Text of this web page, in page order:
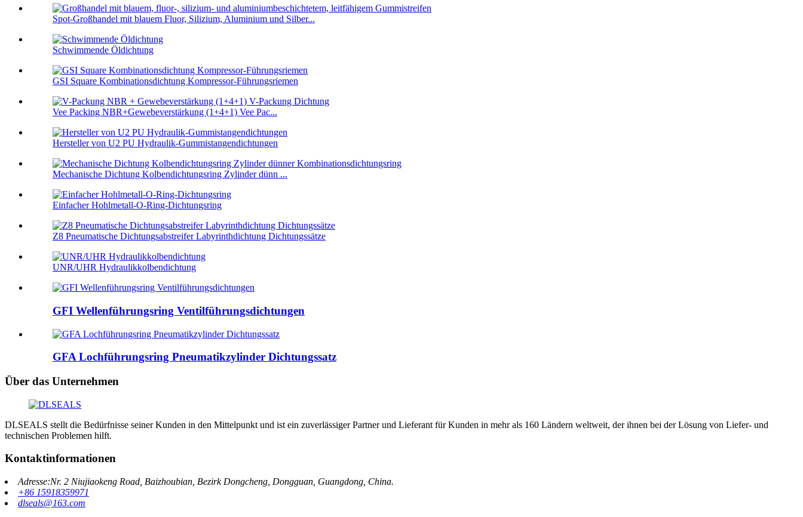
Spot-Großhandel mit blauem Fluor, Silizium, Aluminium und Silber...
Schwimmende Öldichtung
GSI Square Kombinationsdichtung Kompressor-Führungsriemen
Vee Packing NBR+Gewebeverstärkung (1+4+1) Vee Pac...
Hersteller von U2 PU Hydraulik-Gummistangendichtungen
Mechanische Dichtung Kolbendichtungsring Zylinder dünn ...
Einfacher Hohlmetall-O-Ring-Dichtungsring
Z8 Pneumatische Dichtungsabstreifer Labyrinthdichtung Dichtungssätze
UNR/UHR Hydraulikkolbendichtung
GFI Wellenführungsring Ventilführungsdichtungen
GFA Lochführungsring Pneumatikzylinder Dichtungssatz
Über das Unternehmen
DLSEALS stellt die Bedürfnisse seiner Kunden in den Mittelpunkt und ist ein zuverlässiger Partner und Lieferant für Kunden in mehr als 160 Ländern weltweit, der ihnen bei der Lösung von Liefer- und
technischen Problemen hilft.
Kontaktinformationen
Adresse:Nr. 2 Niujiaokeng Road, Baizhoubian, Bezirk Dongcheng, Dongguan, Guangdong, China.
+86 15918359971
dlseals@163.com